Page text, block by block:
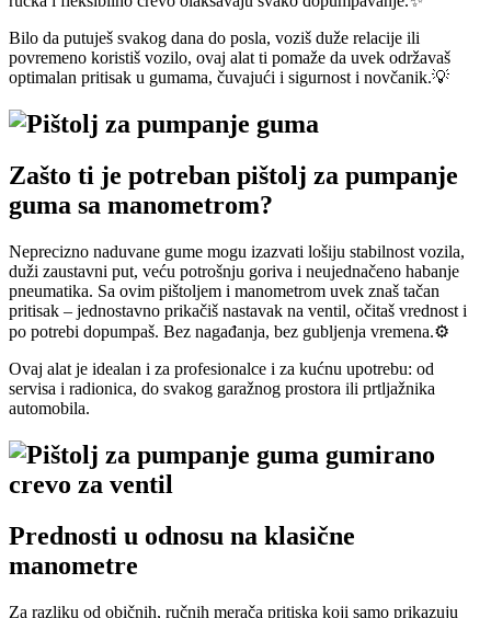
Bilo da putuješ svakog dana do posla, voziš duže relacije ili
povremeno koristiš vozilo, ovaj alat ti pomaže da uvek održavaš
optimalan pritisak u gumama, čuvajući i sigurnost i novčanik.💡
Zašto ti je potreban pištolj za pumpanje
guma sa manometrom?
Neprecizno naduvane gume mogu izazvati lošiju stabilnost vozila,
duži zaustavni put, veću potrošnju goriva i neujednačeno habanje
pneumatika. Sa ovim pištoljem i manometrom uvek znaš tačan
pritisak – jednostavno prikačiš nastavak na ventil, očitaš vrednost i
po potrebi dopumpaš. Bez nagađanja, bez gubljenja vremena.⚙️
Ovaj alat je idealan i za profesionalce i za kućnu upotrebu: od
servisa i radionica, do svakog garažnog prostora ili prtljažnika
automobila.
Prednosti u odnosu na klasične
manometre
Za razliku od običnih, ručnih merača pritiska koji samo prikazuju